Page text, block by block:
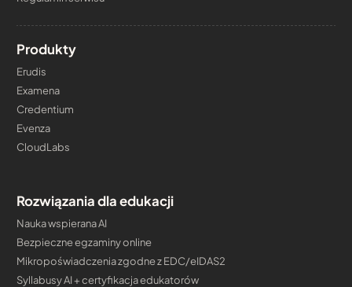
Produkty
Erudis
Examena
Credentium
Evenza
CloudLabs
Rozwiązania dla edukacji
Nauka wspierana AI
Bezpieczne egzaminy online
Mikropoświadczenia zgodne z EDC/eIDAS2
Syllabusy AI + certyfikacja edukatorów